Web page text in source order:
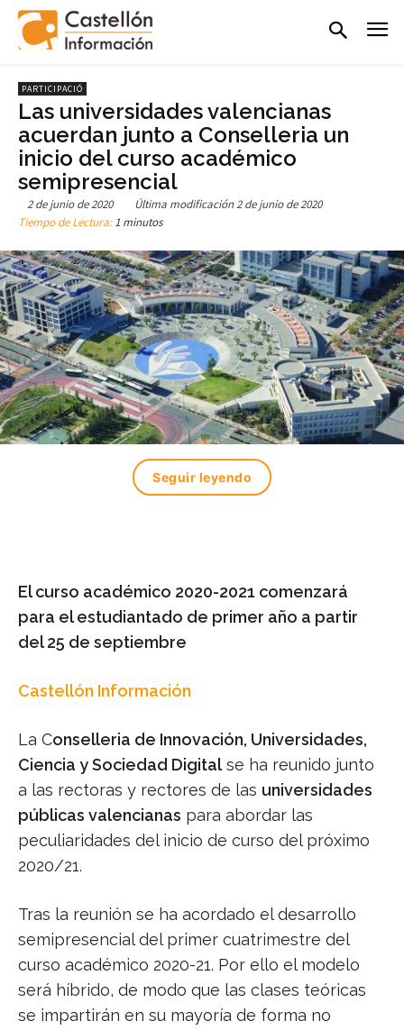
PARTICIPACIÓ
Las universidades valencianas
acuerdan junto a Conselleria un
inicio del curso académico
semipresencial
2 de junio de 2020 Última modificación2 de junio de 2020
Tiempo de Lectura:1 minutos
Seguir leyendo
El curso académico 2020-2021 comenzará
para el estudiantado de primer año a partir
del 25 de septiembre
Castellón Información
La Conselleria de Innovación, Universidades,
Ciencia y Sociedad Digitalse ha reunido junto
a las rectoras y rectores de las universidades
públicas valencianas para abordar las
peculiaridades del inicio de curso del próximo
2020/21.
Tras la reunión se ha acordado el desarrollo
semipresencial del primer cuatrimestre del
curso académico 2020-21. Por ello el modelo
será híbrido, de modo que las clases teóricas
se impartirán en su mayoría de forma no